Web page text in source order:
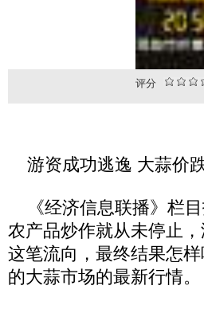
评分
游资成功逃逸 大蒜价
《经济信息联播》栏
农产品炒作就从未停止
这笔流向，最终结果怎
的大蒜市场的最新行情。